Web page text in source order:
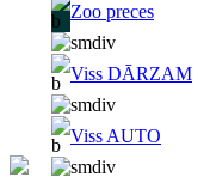
Zoo preces
Viss DĀRZAM
Viss AUTO